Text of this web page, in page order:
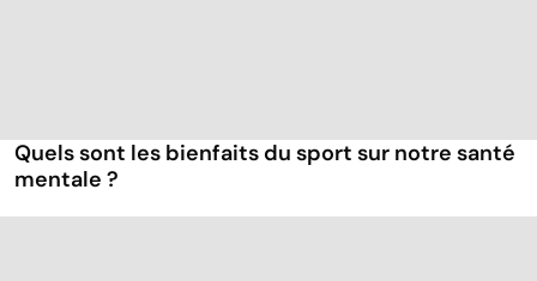
Quels sont les bienfaits du sport sur notre santé
mentale ?